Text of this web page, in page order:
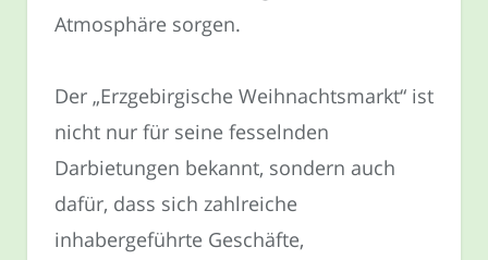
Atmosphäre sorgen.
Der „Erzgebirgische Weihnachtsmarkt“ ist
nicht nur für seine fesselnden
Darbietungen bekannt, sondern auch
dafür, dass sich zahlreiche
inhabergeführte Geschäfte,